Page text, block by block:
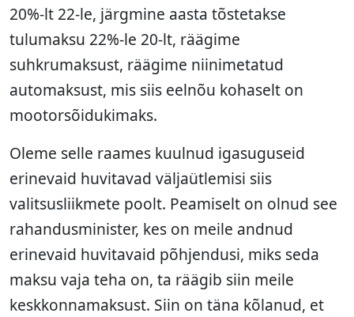
20%‑lt 22-le, järgmine aasta tõstetakse
tulumaksu 22%‑le 20-lt, räägime
suhkrumaksust, räägime niinimetatud
automaksust, mis siis eelnõu kohaselt on
mootorsõidukimaks.
Oleme selle raames kuulnud igasuguseid
erinevaid huvitavad väljaütlemisi siis
valitsusliikmete poolt. Peamiselt on olnud see
rahandusminister, kes on meile andnud
erinevaid huvitavaid põhjendusi, miks seda
maksu vaja teha on, ta räägib siin meile
keskkonnamaksust. Siin on täna kõlanud, et